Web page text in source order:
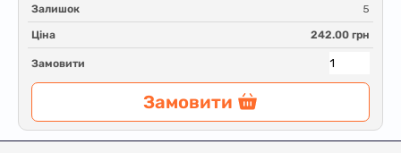
Залишок 5
Ціна 242.00 грн
Замовити
Замовити